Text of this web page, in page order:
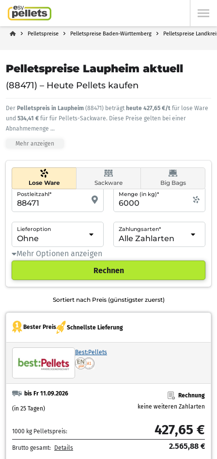
Pelletspreise Pelletspreise Baden-Württemberg Pelletspreise
Pelletspreise Laupheim aktuell
(88471) – Heute Pellets kaufen
Der Pelletspreis in Laupheim (88471) beträgt heute 427,65 €/t für lose Ware
und 534,41 € für für Pellets-Sackware. Diese Preise gelten bei einer
Abnahmemenge ...
Mehr anzeigen
Lose Ware Sackware Big Bags
Postleitzahl* Menge (in kg)*
Lieferoption Zahlungsarten*
Mehr Optionen anzeigen
Rechnen
Sortiert nach Preis (günstigster zuerst)
Bester Preis Schnellste Lieferung
Best:Pellets
bis Fr 11.09.2026
(in 25 Tagen)
Rechnung
keine weiteren Zahlarten
1000 kg Pelletspreis: 427,65 €
Brutto gesamt: Details 2.565,88 €